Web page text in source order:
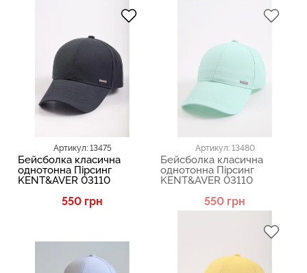
Артикул: 13475
Бейсболка класична
однотонна Пірсинг
KENT&AVER 03110
550 грн
Артикул: 13480
Бейсболка класична
однотонна Пірсинг
KENT&AVER 03110
550 грн